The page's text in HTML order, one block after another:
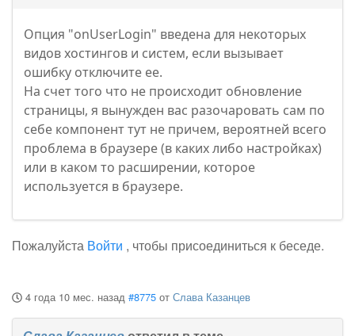
Опция "onUserLogin" введена для некоторых
видов хостингов и систем, если вызывает
ошибку отключите ее.
На счет того что не происходит обновление
страницы, я вынужден вас разочаровать сам по
себе компонент тут не причем, вероятней всего
проблема в браузере (в каких либо настройках)
или в каком то расширении, которое
используется в браузере.
Пожалуйста Войти , чтобы присоединиться к беседе.
4 года 10 мес. назад #8775 от Слава Казанцев